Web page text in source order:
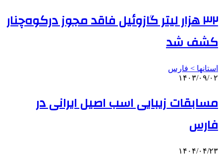
۳۲ هزار لیتر گازوئیل فاقد مجوز درکوه‌چنار
کشف شد
استانها > فارس
۱۴۰۳/۰۹/۰۲
مسابقات زیبایی اسب اصیل ایرانی در
فارس
۱۴۰۴/۰۴/۲۳